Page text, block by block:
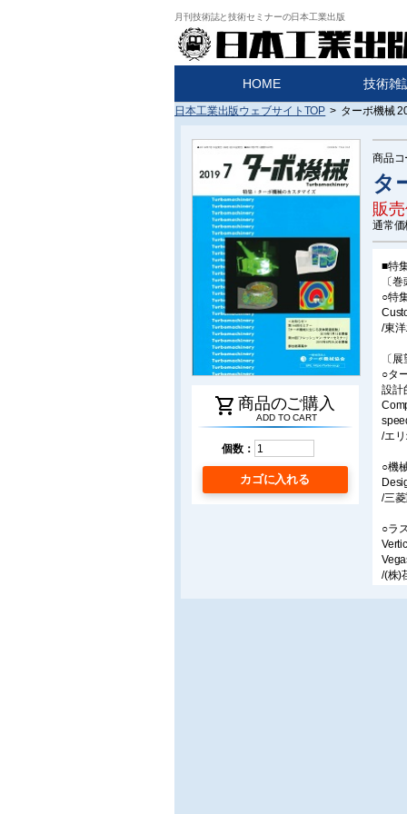
月刊技術誌と技術セミナーの日本工業出版
HOME 技術雑
日本工業出版ウェブサイトTOP > ターボ機械
shopping_cart 商品のご購入
ADD TO CART
個数：
カゴに入れる
商品コ
タ
販
通常価
■特
〔巻
○特
/東
〔
○タ
設計
/エ
○機
/三
○ラ
/(株)